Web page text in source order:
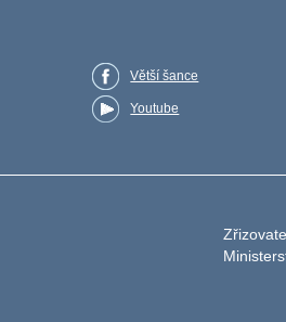
Větší šance
Youtube